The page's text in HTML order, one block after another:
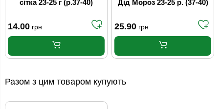
сітка 23-25 г (р.37-40)
14.00 грн
Дід Мороз 23-25 р. (37-40)
25.90 грн
Разом з цим товаром купують